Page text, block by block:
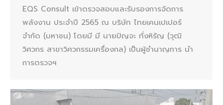
EQS Consult เข้าตรวจสอบและรับรองการจัดการ
พลังงาน ประจำปี 2565 ณ บริษัท ไทยเคนเปเปอร์
จำกัด (มหาชน) โดยมี มี นายปัญจะ ทั่งหิรัญ (วุฒิ
วิศวกร สาขาวิศวกรรมเครื่องกล) เป็นผู้ชำนาญการ นำ
การตรวจฯ